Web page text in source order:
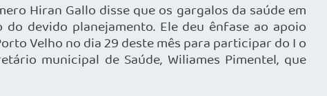
Hiran Gallo disse que os gargalos da saúde em
devido planejamento. Ele deu ênfase ao apoio
Velho no dia 29 deste mês para participar do I o
municipal de Saúde, Wiliames Pimentel, que